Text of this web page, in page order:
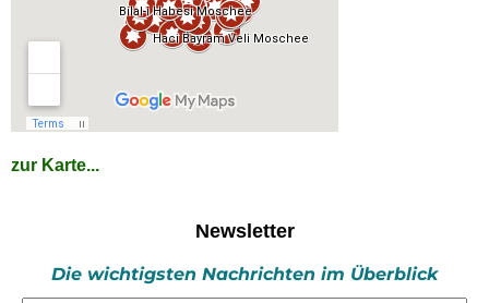
zur Karte...
Newsletter
Die wichtigsten Nachrichten im Überblick